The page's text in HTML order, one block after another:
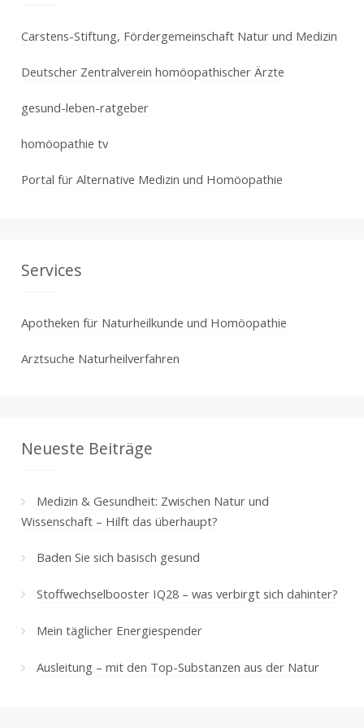
Carstens-Stiftung, Fördergemeinschaft Natur und Medizin
Deutscher Zentralverein homöopathischer Ärzte
gesund-leben-ratgeber
homöopathie tv
Portal für Alternative Medizin und Homöopathie
Services
Apotheken für Naturheilkunde und Homöopathie
Arztsuche Naturheilverfahren
Neueste Beiträge
Medizin & Gesundheit: Zwischen Natur und
Wissenschaft – Hilft das überhaupt?
Baden Sie sich basisch gesund
Stoffwechselbooster IQ28 – was verbirgt sich dahinter?
Mein täglicher Energiespender
Ausleitung – mit den Top-Substanzen aus der Natur